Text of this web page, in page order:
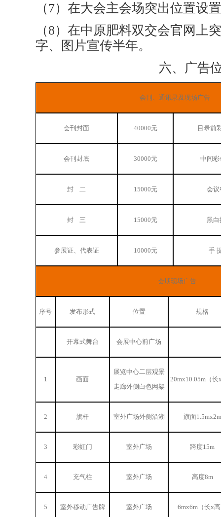
（7）在大会主会场突出位置设
（8）在中原肥料双交会官网上
字、图片宣传半年。
六、广告
会刊、通讯录及现场广告
会刊封面 40000元 目录前
会刊封底 30000元 中间彩
封 二 15000元 会议
封 三 15000元 黑白
参展证、代表证 10000元 手
会期现场广告
序号 发布形式 位置 规格
开幕式舞台 会展中心前广场
1 画面
展览中心二层观景
走廊外侧白色网架
20mx10.05m（长
2 旗杆 室外广场外侧沿湖 旗面1.5mx2m
3 彩虹门 室外广场 跨度15m
4 充气柱 室外广场 高度8m
5 室外移动广告牌 室外广场 6mx6m（长x